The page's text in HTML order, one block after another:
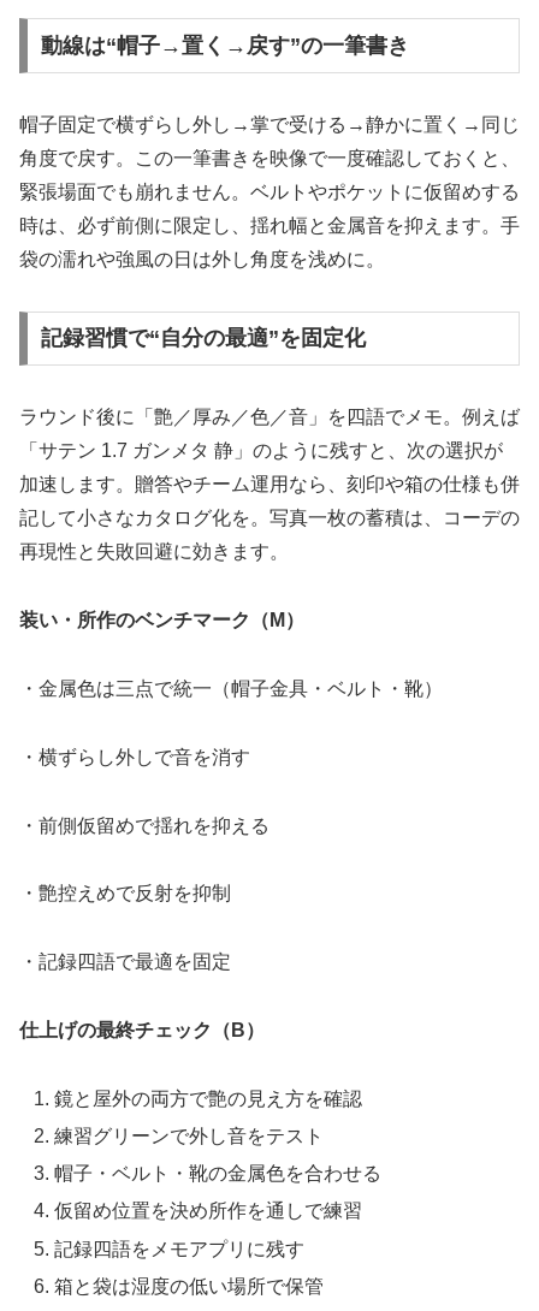
動線は“帽子→置く→戻す”の一筆書き
帽子固定で横ずらし外し→掌で受ける→静かに置く→同じ
角度で戻す。この一筆書きを映像で一度確認しておくと、
緊張場面でも崩れません。ベルトやポケットに仮留めする
時は、必ず前側に限定し、揺れ幅と金属音を抑えます。手
袋の濡れや強風の日は外し角度を浅めに。
記録習慣で“自分の最適”を固定化
ラウンド後に「艶／厚み／色／音」を四語でメモ。例えば
「サテン 1.7 ガンメタ 静」のように残すと、次の選択が
加速します。贈答やチーム運用なら、刻印や箱の仕様も併
記して小さなカタログ化を。写真一枚の蓄積は、コーデの
再現性と失敗回避に効きます。
装い・所作のベンチマーク（M）
・金属色は三点で統一（帽子金具・ベルト・靴）
・横ずらし外しで音を消す
・前側仮留めで揺れを抑える
・艶控えめで反射を抑制
・記録四語で最適を固定
仕上げの最終チェック（B）
鏡と屋外の両方で艶の見え方を確認
練習グリーンで外し音をテスト
帽子・ベルト・靴の金属色を合わせる
仮留め位置を決め所作を通しで練習
記録四語をメモアプリに残す
箱と袋は湿度の低い場所で保管